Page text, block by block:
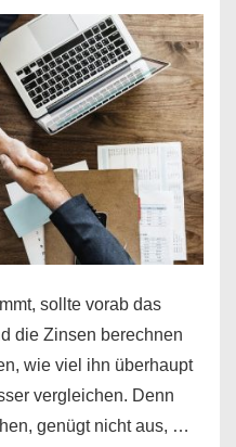
sollte vorab das
die Zinsen berechnen
wie viel ihn überhaupt
vergleichen. Denn
genügt nicht aus, …